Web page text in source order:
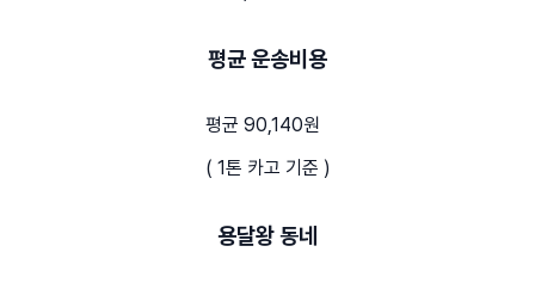
평균 운송비용
평균 90,140원
( 1톤 카고 기준 )
용달왕 동네